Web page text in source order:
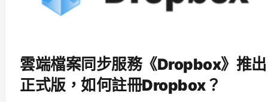
雲端檔案同步服務《Dropbox》推出
正式版，如何註冊Dropbox？